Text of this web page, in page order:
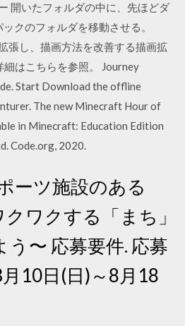
開いたフォルダの中に、先ほどダ
クのフォルダを移動させる。
張し、描画方法を改善する描画拡
はこちらを参照。 Journey
Start Download the offline
The new Minecraft Hour of
in Minecraft: Education Edition
Code.org, 2020.
ーツ施設のある
ワクする「まち」
〜 応募要件. 応募
10日(日)～8月18